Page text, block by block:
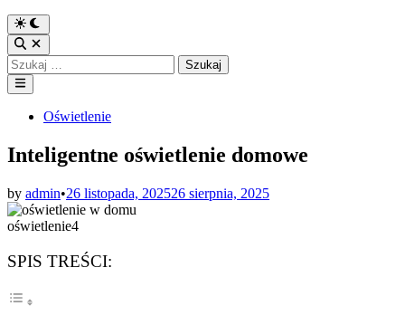
Switch
to
dark
mode
Open
Search
Szukaj:
Main
Menu
PostedOświetlenie
Inteligentne oświetlenie domowe
by admin•26 listopada, 202526 sierpnia, 2025
oświetlenie4
SPIS TREŚCI: